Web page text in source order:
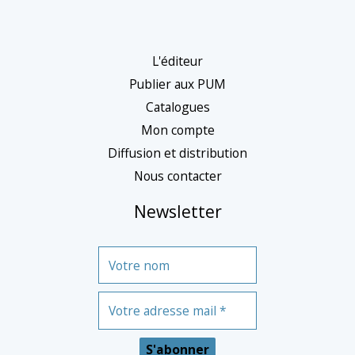
L'éditeur
Publier aux PUM
Catalogues
Mon compte
Diffusion et distribution
Nous contacter
Newsletter